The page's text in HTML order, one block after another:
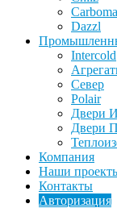
Carboma
Dazzl
Intercold
Север
Polair
Двери
Двери
Компания
Наши
Контакты
Авторизация